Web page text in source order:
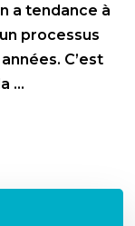
a tendance à
processus
C’est
…